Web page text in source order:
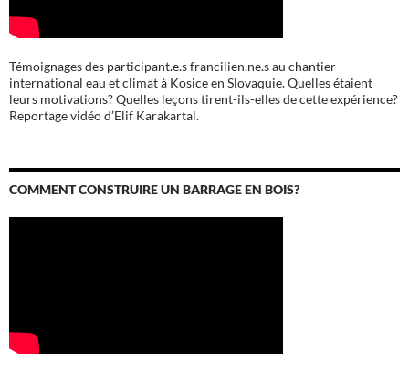
Témoignages des participant.e.s francilien.ne.s au chantier
international eau et climat à Kosice en Slovaquie. Quelles étaient
leurs motivations? Quelles leçons tirent-ils-elles de cette expérience?
Reportage vidéo d’Elif Karakartal.
COMMENT CONSTRUIRE UN BARRAGE EN BOIS?